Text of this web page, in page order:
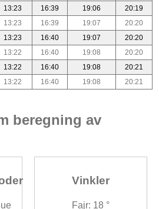
13:23 16:39 19:06
20:19
13:23 16:39 19:07
20:20
13:23 16:40 19:07
20:20
13:22 16:40 19:08
20:20
13:22 16:40 19:08
20:21
13:22 16:40 19:08 20:21
beregning av
Vinkler
Fajr: 18 °